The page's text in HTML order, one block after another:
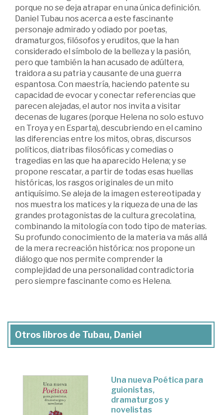
porque no se deja atrapar en una única definición.
Daniel Tubau nos acerca a este fascinante
personaje admirado y odiado por poetas,
dramaturgos, filósofos y eruditos, que la han
considerado el símbolo de la belleza y la pasión,
pero que también la han acusado de adúltera,
traidora a su patria y causante de una guerra
espantosa. Con maestría, haciendo patente su
capacidad de evocar y conectar referencias que
parecen alejadas, el autor nos invita a visitar
decenas de lugares (porque Helena no solo estuvo
en Troya y en Esparta), descubriendo en el camino
las diferencias entre los mitos, obras, discursos
políticos, diatribas filosóficas y comedias o
tragedias en las que ha aparecido Helena; y se
propone rescatar, a partir de todas esas huellas
históricas, los rasgos originales de un mito
antiquísimo. Se aleja de la imagen estereotipada y
nos muestra los matices y la riqueza de una de las
grandes protagonistas de la cultura grecolatina,
combinando la mitología con todo tipo de materias.
Su profundo conocimiento de la materia va más allá
de la mera recreación histórica: nos propone un
diálogo que nos permite comprender la
complejidad de una personalidad contradictoria
pero siempre fascinante como es Helena.
Otros libros de Tubau, Daniel
Una nueva Poética para
guionistas,
dramaturgos y
novelistas